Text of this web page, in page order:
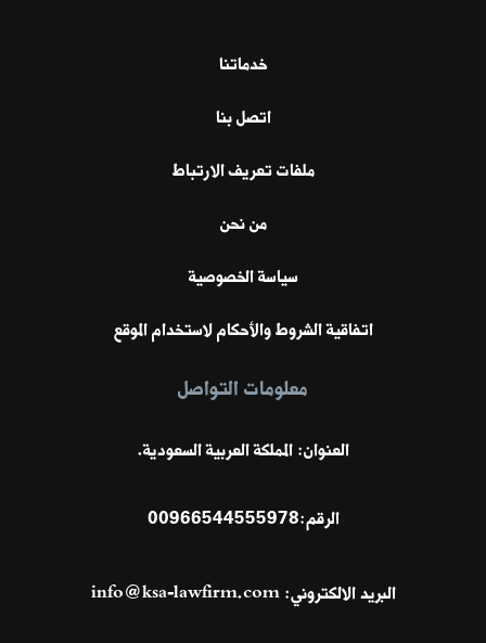
خدماتنا
اتصل بنا
ملفات تعريف الارتباط
من نحن
سياسة الخصوصية
اتفاقية الشروط والأحكام لاستخدام الموقع
معلومات التواصل
العنوان: المملكة العربية السعودية.
الرقم:00966544555978
البريد الالكتروني:info@ksa-lawfirm.com